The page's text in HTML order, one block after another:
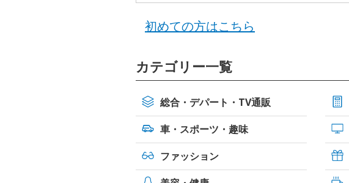
初めての方はこちら
カテゴリー一覧
総合・デパート・TV通販
車・スポーツ・ 趣味
ファッション